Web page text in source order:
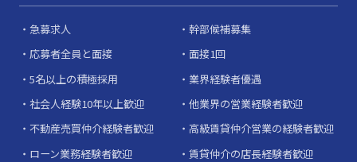
急募求人
幹部候補募集
応募者全員と面接
面接1回
5名以上の積極採用
業界経験者優遇
社会人経験10年以上歓迎
他業界の営業経験者歓迎
不動産売買仲介経験者歓迎
高級賃貸仲介営業の経験者歓迎
ローン業務経験者歓迎
賃貸仲介の店長経験者歓迎